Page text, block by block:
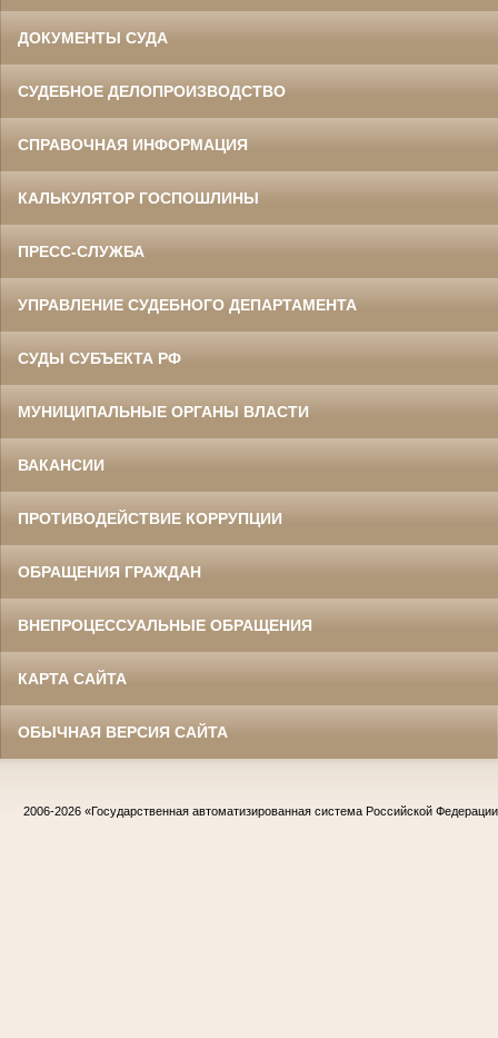
ДОКУМЕНТЫ СУДА
СУДЕБНОЕ ДЕЛОПРОИЗВОДСТВО
СПРАВОЧНАЯ ИНФОРМАЦИЯ
КАЛЬКУЛЯТОР ГОСПОШЛИНЫ
ПРЕСС-СЛУЖБА
УПРАВЛЕНИЕ СУДЕБНОГО ДЕПАРТАМЕНТА
СУДЫ СУБЪЕКТА РФ
МУНИЦИПАЛЬНЫЕ ОРГАНЫ ВЛАСТИ
ВАКАНСИИ
ПРОТИВОДЕЙСТВИЕ КОРРУПЦИИ
ОБРАЩЕНИЯ ГРАЖДАН
ВНЕПРОЦЕССУАЛЬНЫЕ ОБРАЩЕНИЯ
КАРТА САЙТА
ОБЫЧНАЯ ВЕРСИЯ САЙТА
2006-2026 «Государственная автоматизированная система Российской